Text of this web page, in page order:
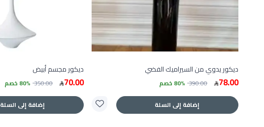
ديكور يدوي من السيراميك الفضي
78.00
390.00 80% خصم
إضافة إلى السلة
ديكور مجسم أبيض
70.00
350.00 80% خصم
إضافة إلى السلة